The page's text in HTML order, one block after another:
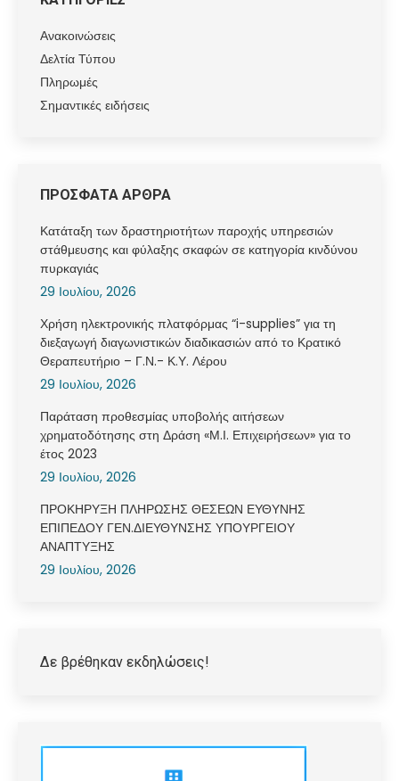
Ανακοινώσεις
Δελτία Τύπου
Πληρωμές
Σημαντικές ειδήσεις
ΠΡΟΣΦΑΤΑ ΑΡΘΡΑ
Κατάταξη των δραστηριοτήτων παροχής υπηρεσιών
στάθμευσης και φύλαξης σκαφών σε κατηγορία κινδύνου
πυρκαγιάς
29 Ιουλίου, 2026
Χρήση ηλεκτρονικής πλατφόρμας “i-supplies” για τη
διεξαγωγή διαγωνιστικών διαδικασιών από το Κρατικό
Θεραπευτήριο – Γ.Ν.- Κ.Υ. Λέρου
29 Ιουλίου, 2026
Παράταση προθεσμίας υποβολής αιτήσεων
χρηματοδότησης στη Δράση «Μ.Ι. Επιχειρήσεων» για το
έτος 2023
29 Ιουλίου, 2026
ΠΡΟΚΗΡΥΞΗ ΠΛΗΡΩΣΗΣ ΘΕΣΕΩΝ ΕΥΘΥΝΗΣ
ΕΠΙΠΕΔΟΥ ΓΕΝ.ΔΙΕΥΘΥΝΣΗΣ ΥΠΟΥΡΓΕΙΟΥ
ΑΝΑΠΤΥΞΗΣ
29 Ιουλίου, 2026
Δε βρέθηκαν εκδηλώσεις!